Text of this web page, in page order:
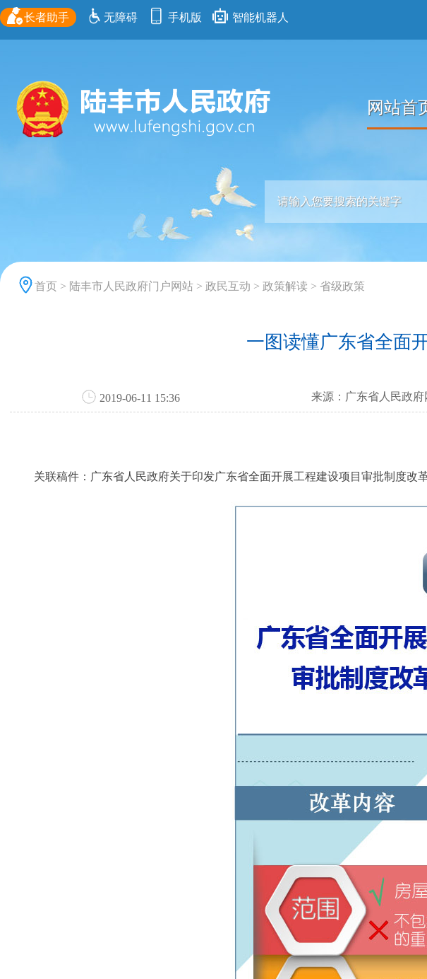
长者助手 无障碍 手机版 智能机器人
网站首
首页 > 陆丰市人民政府门户网站 > 政民互动 > 政策解读 > 省级政策
一图读懂广东省全面
2019-06-11 15:36 来源： 广东省人民政府
关联稿件： 广东省人民政府关于印发广东省全面开展工程建设项目审批制度改